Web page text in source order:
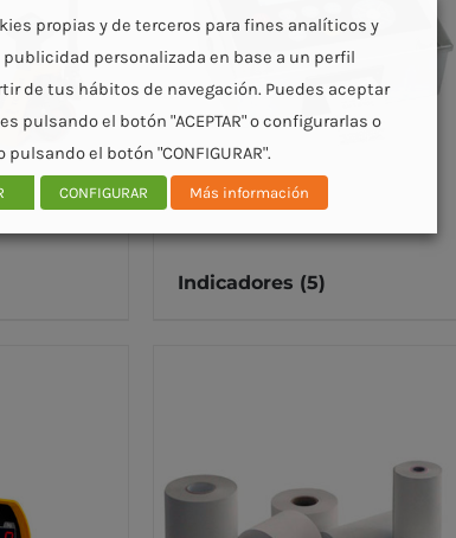
Indicadores (5)
propias y de terceros para fines analíticos y
personalizada en base a un perfil
de tus hábitos de navegación. Puedes aceptar
pulsando el botón "ACEPTAR" o configurarlas o
el botón "CONFIGURAR".
CONFIGURAR Más información